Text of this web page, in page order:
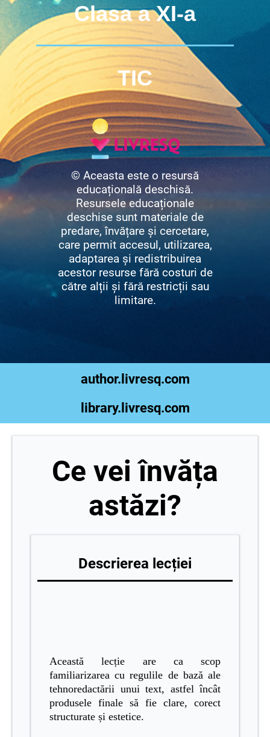
Clasa a XI-a
TIC
© Aceasta este o resursă
educațională deschisă.
Resursele educaționale
deschise sunt materiale de
predare, învățare și cercetare,
care permit accesul, utilizarea,
adaptarea și redistribuirea
acestor resurse fără costuri de
către alții și fără restricții sau
limitare.
author.livresq.com
library.livresq.com
Ce vei învăța
astăzi?
Descrierea lecției
Această lecție are ca scop
familiarizarea cu regulile de bază ale
tehnoredactării unui text, astfel încât
produsele finale să fie clare, corect
structurate și estetice.